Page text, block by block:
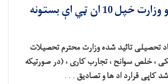
د کور او ښار جوړولو وزارت خپل 10 ان ټي اې بستونه
تحصیلی تائید شده وزارت محترم تحصیلات
، خلص سوانح ، تجارب کاری ، (در صورتیکه
کاپی قرارد اد ها و تصادیق . . .